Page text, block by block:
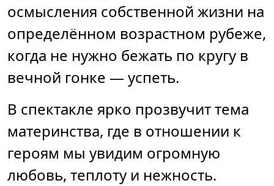
осмысления собственной жизни на
определённом возрастном рубеже,
когда не нужно бежать по кругу в
вечной гонке — успеть.
В спектакле ярко прозвучит тема
материнства, где в отношении к
героям мы увидим огромную
любовь, теплоту и нежность.